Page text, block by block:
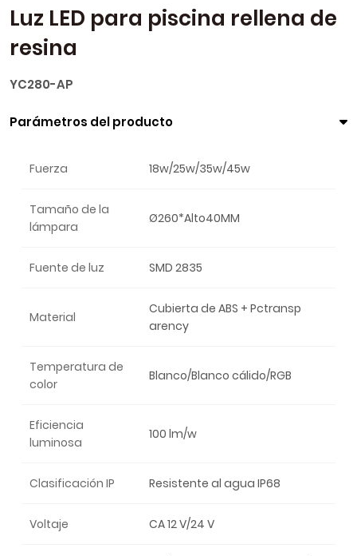
Luz LED para piscina rellena de
resina
YC280-AP
Parámetros del producto
Fuerza 18w/25w/35w/45w
Tamaño de la
lámpara
Ø260*Alto40MM
Fuente de luz SMD 2835
Material
Cubierta de ABS + Pctransp
arency
Temperatura de
color
Blanco/Blanco cálido/RGB
Eficiencia
luminosa
100 lm/w
Clasificación IP Resistente al agua IP68
Voltaje CA 12 V/24 V